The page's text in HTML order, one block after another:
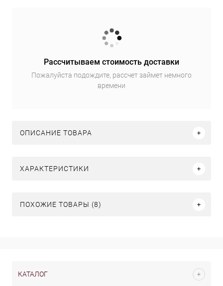
Рассчитываем стоимость доставки
Пожалуйста подождите, рассчет займет немного
времени
ОПИСАНИЕ ТОВАРА
ХАРАКТЕРИСТИКИ
ПОХОЖИЕ ТОВАРЫ (8)
КАТАЛОГ